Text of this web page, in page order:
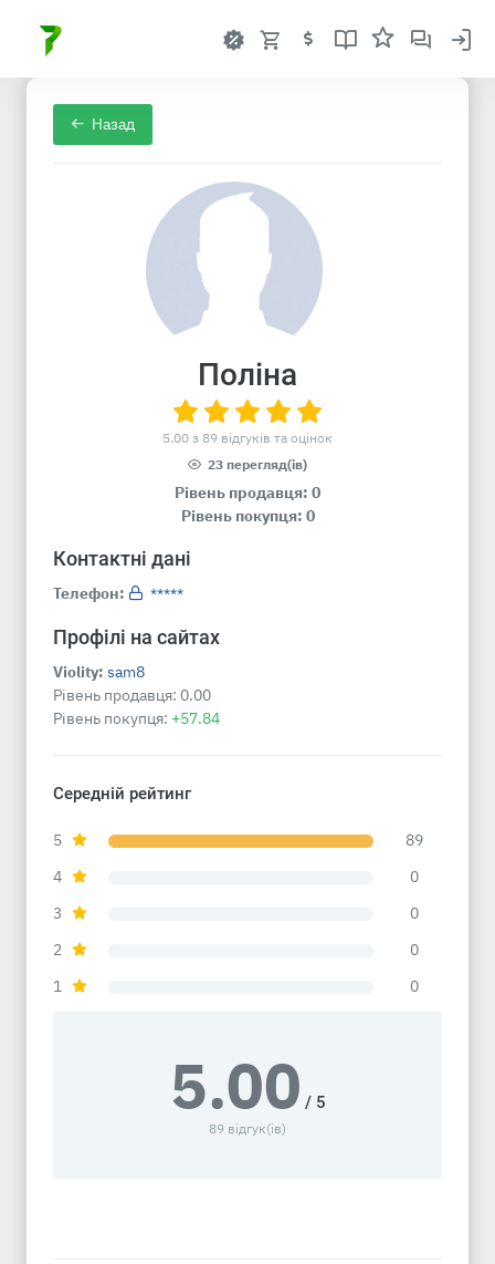
Назад
Поліна
5.00 з 89 відгуків та оцінок
23 перегляд(ів)
Рівень продавця: 0
Рівень покупця: 0
Контактні дані
Телефон: *****
Профілі на сайтах
Violity: sam8
Рівень продавця: 0.00
Рівень покупця: +57.84
Середній рейтинг
5
89
4
0
3
0
2
0
1
0
5.00 / 5
89 відгук(ів)